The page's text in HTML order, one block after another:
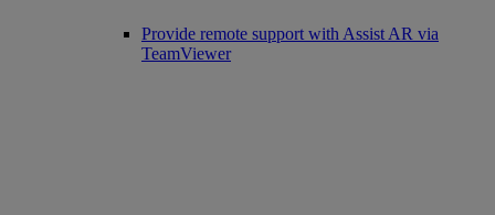
Provide remote support with Assist AR via
TeamViewer